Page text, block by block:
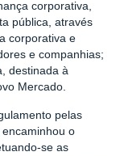
corporativa,
pública, através
corporativa e
e companhias;
destinada à
Mercado.
pelas
o
se as